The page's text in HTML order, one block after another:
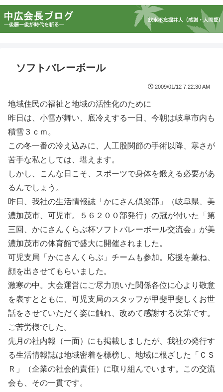
ソフトバレーボール
2009/01/12 7:22:30 AM
地域住民の福祉と地域の活性化のために
昨日は、小雪が舞い、底冷えする一日、今朝は岐阜市内も
積雪３ｃｍ。
この冬一番の冷え込みに、人工股関節の手術以降、寒さが
苦手な私としては、堪えます。
しかし、こんな日こそ、スポーツで身体を鍛える必要があ
るんでしょう。
昨日、我社の生活情報誌「かにさん倶楽部」（岐阜県、美
濃加茂市、可児市。５６２００部発行）の冠が付いた「第
三回、かにさんくらぶ杯ソフトバレーボール交流会」が美
濃加茂市の体育館で盛大に開催されました。
可児支局「かにさんくらぶ」チームも参加。応援を兼ね、
顔を出させてもらいました。
激寒の中。大会運営にご尽力頂いた関係各位に心より敬意
を表すとともに、可児支局のスタッフが甲斐甲斐しくお世
話をさせていただく姿に触れ、改めて感謝する次第です。
ご苦労様でした。
先月の社内報（一面）にも掲載しましたが、我社の発行す
る生活情報誌は地域密着を標榜し、地域に根ざした「ＣＳ
Ｒ」（企業の社会的責任）に取り組んでいます。この交流
会も、その一貫です。